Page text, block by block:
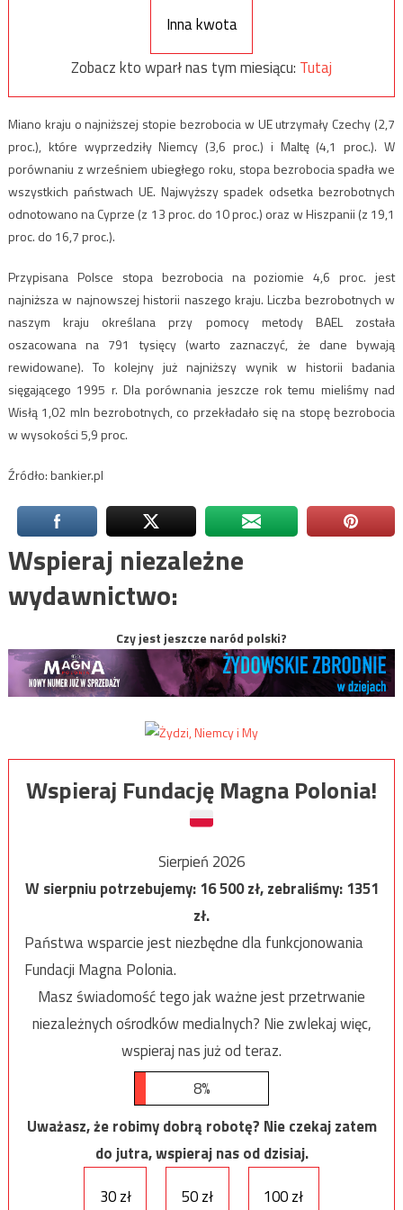
Inna kwota
Zobacz kto wparł nas tym miesiącu: Tutaj
Miano kraju o najniższej stopie bezrobocia w UE utrzymały Czechy (2,7
proc.), które wyprzedziły Niemcy (3,6 proc.) i Maltę (4,1 proc.). W
porównaniu z wrześniem ubiegłego roku, stopa bezrobocia spadła we
wszystkich państwach UE. Najwyższy spadek odsetka bezrobotnych
odnotowano na Cyprze (z 13 proc. do 10 proc.) oraz w Hiszpanii (z 19,1
proc. do 16,7 proc.).
Przypisana Polsce stopa bezrobocia na poziomie 4,6 proc. jest
najniższa w najnowszej historii naszego kraju. Liczba bezrobotnych w
naszym kraju określana przy pomocy metody BAEL została
oszacowana na 791 tysięcy (warto zaznaczyć, że dane bywają
rewidowane). To kolejny już najniższy wynik w historii badania
sięgającego 1995 r. Dla porównania jeszcze rok temu mieliśmy nad
Wisłą 1,02 mln bezrobotnych, co przekładało się na stopę bezrobocia
w wysokości 5,9 proc.
Źródło: bankier.pl
Wspieraj niezależne
wydawnictwo:
Czy jest jeszcze naród polski?
Wspieraj Fundację Magna Polonia!
Sierpień 2026
W sierpniu potrzebujemy:16 500zł, zebraliśmy:1351
zł.
Państwa wsparcie jest niezbędne dla funkcjonowania
Fundacji Magna Polonia.
Masz świadomość tego jak ważne jest przetrwanie
niezależnych ośrodków medialnych? Nie zwlekaj więc,
wspieraj nas już od teraz.
8%
Uważasz, że robimy dobrą robotę? Nie czekaj zatem
do jutra, wspieraj nas od dzisiaj.
30 zł
50 zł 100 zł